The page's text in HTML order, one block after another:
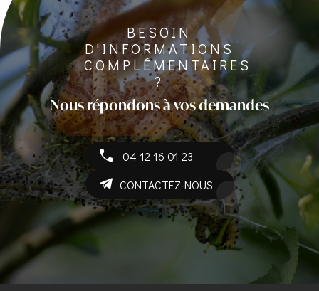
BESOIN
D'INFORMATIONS
COMPLÉMENTAIRES
?
Nous répondons à vos demandes
04 12 16 01 23
CONTACTEZ-NOUS